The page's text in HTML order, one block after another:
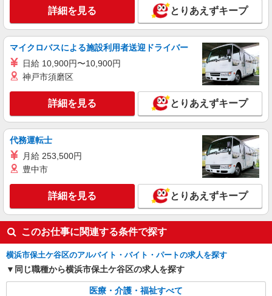
給：200,000円〜220,000円 ・資格手当：10,000〜
30,000円 ・役職手当：10,000〜70,000円 ・処遇改
善手当：20,000〜60,000円（勤続年数、保有資格
により変動） ・固定残業手当：20,000円（10時
間） ※固定残業時間を超過する場合には超過勤務
手当として別途支給 ・夜勤手当：10,000円/1回
歓迎 ・認知症介護基礎研修 ・初任者研修 ・実務
者研修 ・介護福祉士 など
神奈川県横浜市保土ヶ谷区
キープ 詳細を見る
職業紹介
≪運転好きの方歓迎≫未経験でも活躍できる！
デイサービスSTAFF
時給1550円〜2312円 ＜交通費全支給(ガソリ
キープ 詳細を見る
職業紹介
株式会社kotrio /●YK-S-2083341
働きながら資格取得を目指せる！デイのパート
時給1550円〜2312円 ＜交通費全支給(ガソリ
ン代含む)＞
横浜市保土ヶ谷区内
詳細を見る とりあえずキープ
マイクロバスによる施設利用者送迎ドライバー
日給 10,900円〜10,900円
神戸市須磨区
詳細を見る とりあえずキープ
代務運転士
月給 253,500円
豊中市
詳細を見る とりあえずキープ
このお仕事に関連する条件で探す
横浜市保土ケ谷区のアルバイト・バイト・パートの求人を探す
同じ職種から横浜市保土ケ谷区の求人を探す
医療・介護・福祉すべて